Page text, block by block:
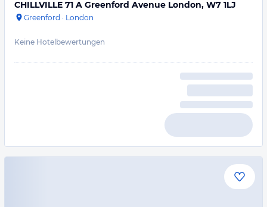
CHILLVILLE 71 A Greenford Avenue London, W7 1LJ
Greenford · London
Keine Hotelbewertungen